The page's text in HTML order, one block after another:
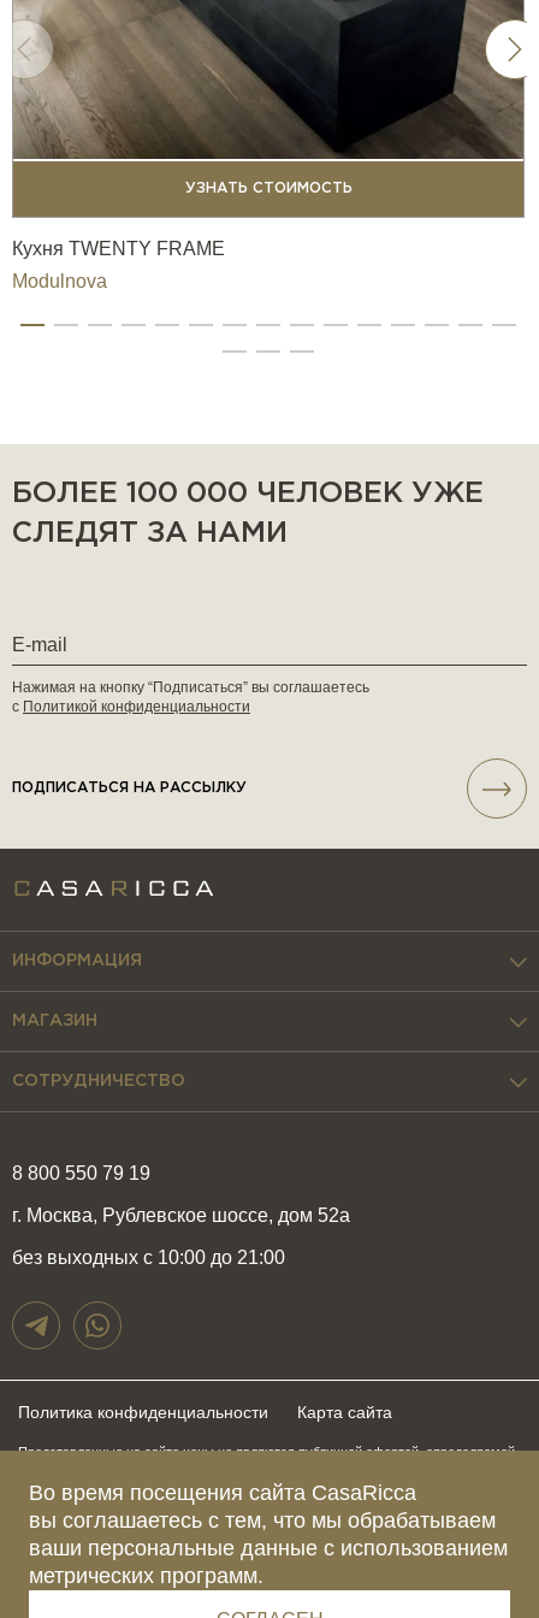
УЗНАТЬ СТОИМОСТЬ
Кухня TWENTY FRAME
Modulnova
Во время посещения сайта CasaRicca
вы соглашаетесь с тем, что мы обрабатываем
ваши персональные данные с использованием
метрических программ.
БОЛЕЕ 100 000 ЧЕЛОВЕК УЖЕ
СЛЕДЯТ ЗА НАМИ
Нажимая на кнопку “Подписаться” вы соглашаетесь
с Политикой конфиденциальности
ПОДПИСАТЬСЯ НА РАССЫЛКУ
8 800 550 79 19
г. Москва, Рублевское шоссе, дом 52а
без выходных с 10:00 до 21:00
ИНФОРМАЦИЯ
МАГАЗИН
СОТРУДНИЧЕСТВО
Политика конфиденциальности Карта сайта
Представленные на сайте цены не являются публичной офертой, определяемой
быть изменены в любое время без предупреждения. Для получения актуальной и
подробной информации о стоимости, сроках и условиях поставки просьба
обращаться к менеджерам по указанным выше телефонам
Зарегистрированное название компании
Адрес Ш. РУБЛЁВСКОЕ, Д. 52А, ПОМЕЩ. I ЭТАЖ 2, КОМ. 81 Г.МОСКВА, ВН.ТЕР.